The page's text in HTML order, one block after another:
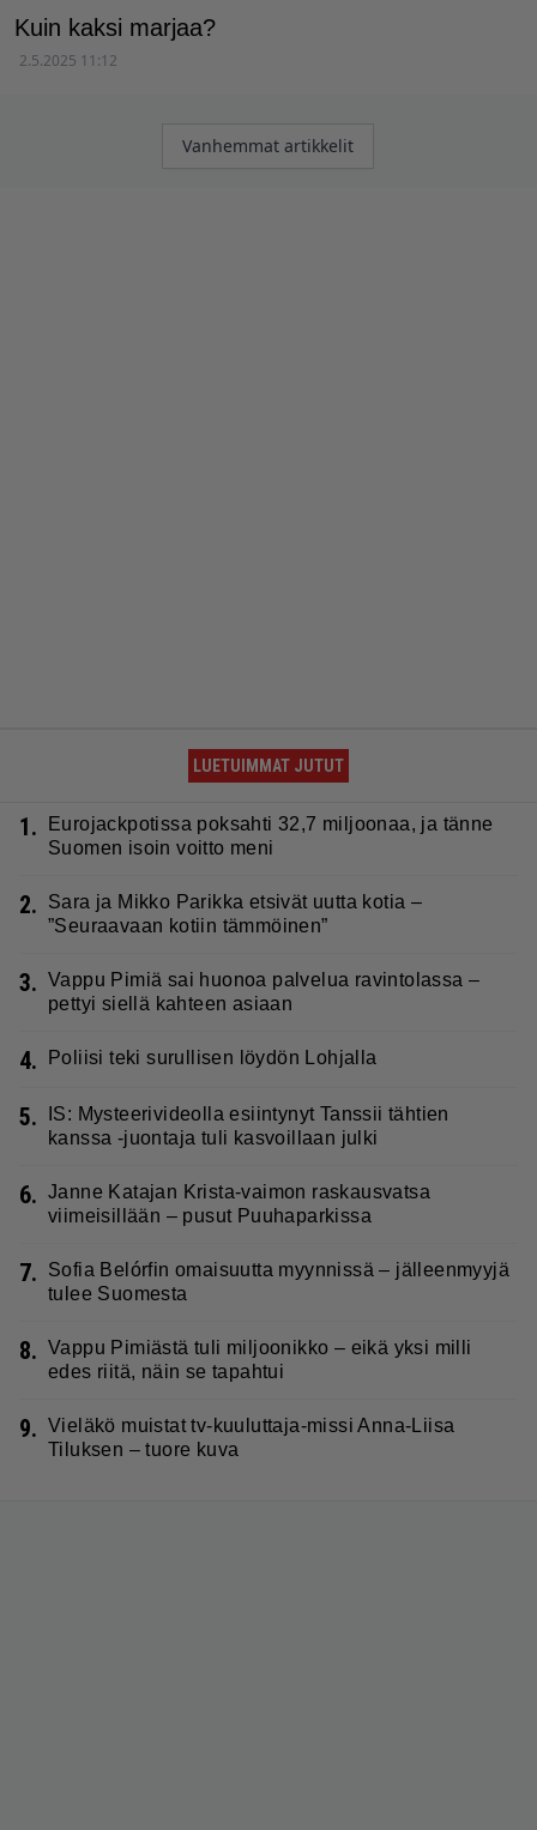
Kuin kaksi marjaa?
2.5.2025 11:12
Artikkelien
Vanhemmat artikkelit
LUETUIMMAT JUTUT
1.
Eurojackpotissa poksahti 32,7 miljoonaa, ja tänne
Suomen isoin voitto meni
2.
Sara ja Mikko Parikka etsivät uutta kotia –
”Seuraavaan kotiin tämmöinen”
3. Vappu Pimiä sai huonoa palvelua ravintolassa –
pettyi siellä kahteen asiaan
4. Poliisi teki surullisen löydön Lohjalla
5.
IS: Mysteerivideolla esiintynyt Tanssii tähtien
kanssa -juontaja tuli kasvoillaan julki
6. Janne Katajan Krista-vaimon raskausvatsa
viimeisillään – pusut Puuhaparkissa
7.
Sofia Belórfin omaisuutta myynnissä – jälleenmyyjä
tulee Suomesta
8. Vappu Pimiästä tuli miljoonikko – eikä yksi milli
edes riitä, näin se tapahtui
9. Vieläkö muistat tv-kuuluttaja-missi Anna-Liisa
Tiluksen – tuore kuva